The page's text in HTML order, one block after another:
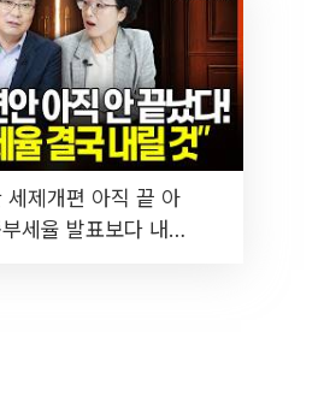
세제개편 아직 끝 아
세율 발표보다 내릴